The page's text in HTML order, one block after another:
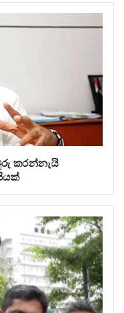
කරන්නැයි